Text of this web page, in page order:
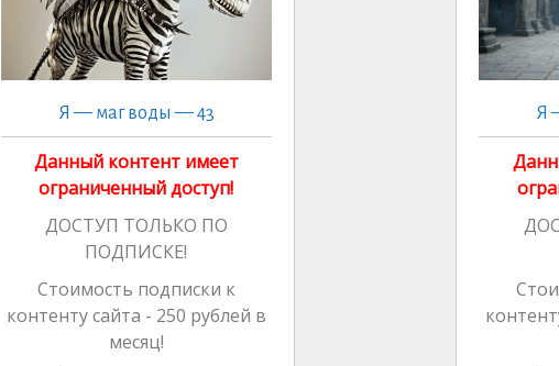
Я — маг воды — 43
Данный контент имеет
ограниченный доступ!
ДОСТУП ТОЛЬКО ПО
ПОДПИСКЕ!
Стоимость подписки к
контенту сайта - 250 рублей в
месяц!
Я